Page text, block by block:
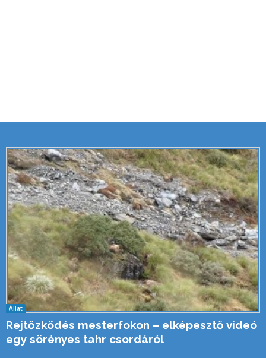
Állat
Rejtőzködés mesterfokon – elképesztő videó
egy sörényes tahr csordáról